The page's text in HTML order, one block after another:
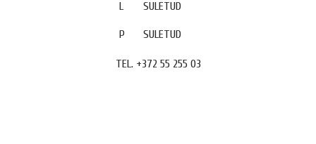
L
SULETUD
P SULETUD
TEL. +372 55 255 03